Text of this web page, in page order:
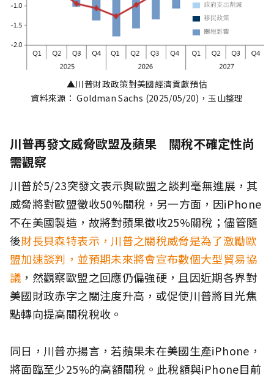
▲川普財政政策對美國經濟貢獻預估
資料來源： Goldman Sachs (2025/05/20)，玉山整理
川普再發文威脅歐盟及蘋果 關稅不確定性尚
需觀察
川普於5/23突發文表示與歐盟之談判毫無進展，其
威脅將對歐盟徵收50%關稅，另一方面，因iPhone
不在美國製造，故將對蘋果徵收25%關稅；儘管隨
後財長貝森特表示，川普之關稅威脅是為了激勵歐
盟加速談判，並預期未來將會宣布數個大型貿易協
議 ，然觀察歐盟之回應仍偏強硬，且因近期各界對
美國財政赤字之關注度升高，或促使川普將目光焦
點轉向提高關稅稅收。
同日，川普亦揚言，若蘋果未在美國生產iPhone，
將面臨至少25%的高額關稅。此稅額與iPhone目前